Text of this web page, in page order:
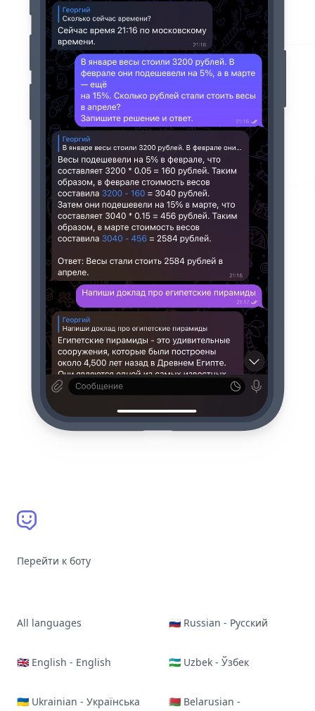
Перейти к боту
All languages 🇷🇺 Russian - Русский
🇬🇧 English - English 🇺🇿 Uzbek - Ўзбек
🇺🇦 Ukrainian - Українська
🇧🇾 Belarusian -